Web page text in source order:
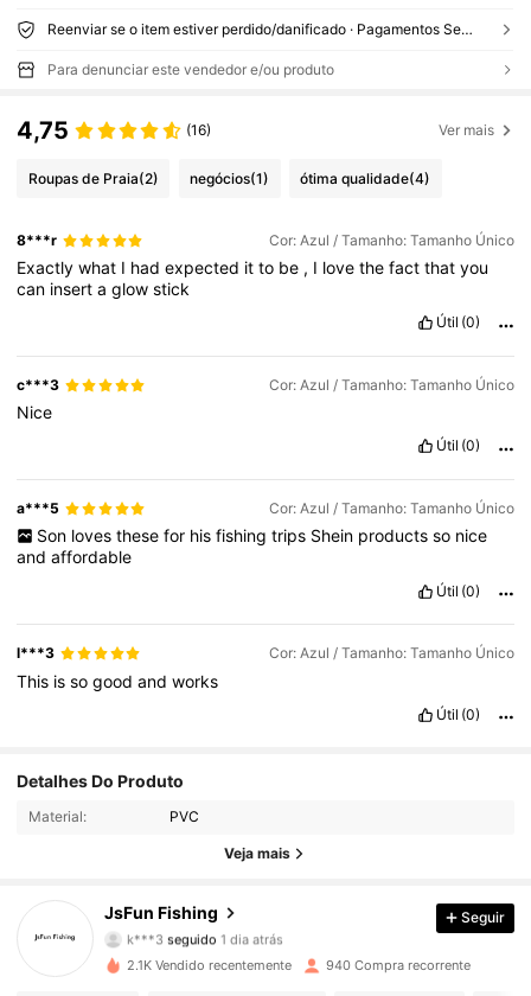
Reenviar se o item estiver perdido/danificado · Pagamentos Seguros · Proteção de privacidade
Para denunciar este vendedor e/ou produto
4,75 (16) Ver mais
Roupas de Praia(2) negócios(1) ótima qualidade(4)
8***r Cor: Azul / Tamanho: Tamanho Único
Exactlywhat I hadexpected itto be , I lovethefactthatyou
can insertaglowstick
Útil (0)
c***3 Cor: Azul / Tamanho: Tamanho Único
Nice
Útil (0)
a***5 Cor: Azul / Tamanho: Tamanho Único
Son loves these for his fishing trips Shein products so nice
andaffordable
Útil (0)
l***3 Cor: Azul / Tamanho: Tamanho Único
This issogoodandworks
Útil (0)
Detalhes Do Produto
Material: PVC
Veja mais
JsFun Fishing
4,92 308 Seguidores
k***3 seguido 1 dia atrás
Seguir
2.1K Vendido recentemente 940 Compra recorrente